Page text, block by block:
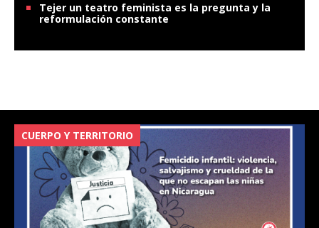
Tejer un teatro feminista es la pregunta y la
reformulación constante
CUERPO Y TERRITORIO